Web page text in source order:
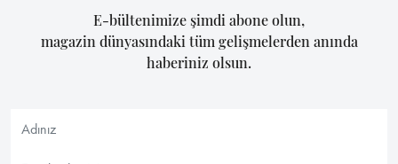
E-bültenimize şimdi abone olun,
magazin dünyasındaki tüm gelişmelerden anında
haberiniz olsun.